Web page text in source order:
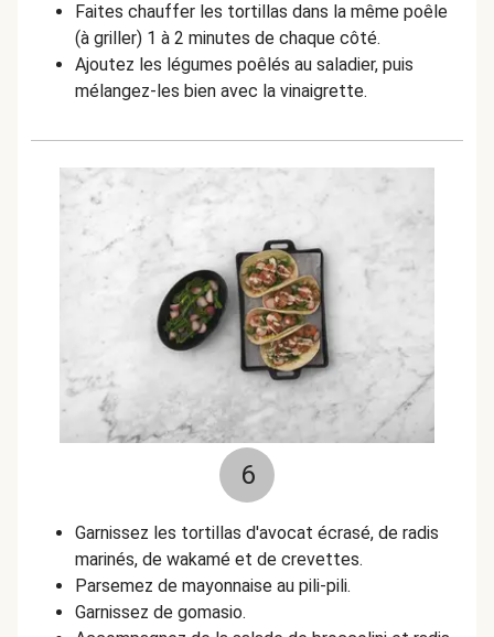
Faites chauffer les tortillas dans la même poêle
(à griller) 1 à 2 minutes de chaque côté.
Ajoutez les légumes poêlés au saladier, puis
mélangez-les bien avec la vinaigrette.
6
Garnissez les tortillas d'avocat écrasé, de radis
marinés, de wakamé et de crevettes.
Parsemez de mayonnaise au pili-pili.
Garnissez de gomasio.